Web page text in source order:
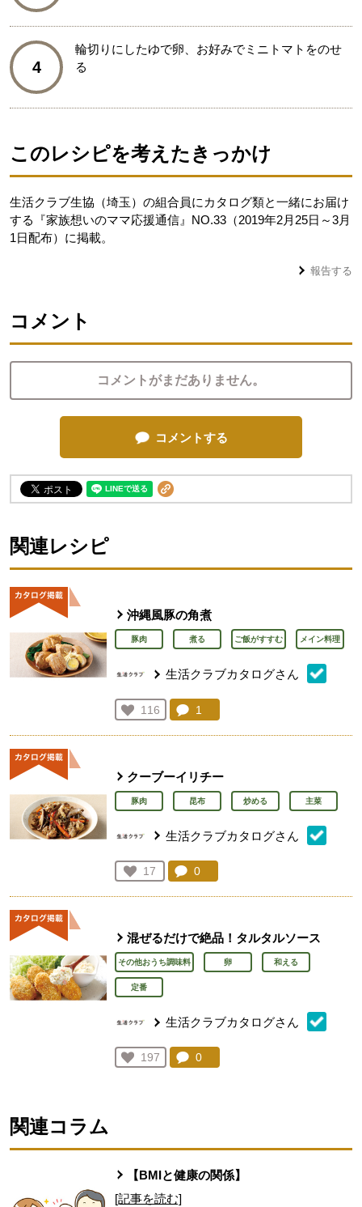
4
輪切りにしたゆで卵、お好みでミニトマトをのせ
る
このレシピを考えたきっかけ
生活クラブ生協（埼玉）の組合員にカタログ類と一緒にお届け
する『家族想いのママ応援通信』NO.33（2019年2月25日～3月
1日配布）に掲載。
報告する
コメント
コメントがまだありません。
コメントする
関連レシピ
沖縄風豚の角煮
豚肉 煮る ご飯がすすむ メイン料理
生活クラブカタログさん
お気に入り登録：
116
人が登録
コメント：
1
クーブーイリチー
豚肉 昆布 炒める 主菜
生活クラブカタログさん
お気に入り登録：
17
人が登録
コメント：
0
混ぜるだけで絶品！タルタルソース
その他おうち調味料 卵 和える
定番
生活クラブカタログさん
お気に入り登録：
197
人が登録
コメント：
0
関連コラム
【BMIと健康の関係】
[記事を読む]